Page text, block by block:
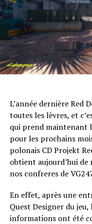
L’année dernière Red
toutes les lèvres, et
qui prend maintenant
pour les prochains
polonais CD Projekt
obtient aujourd’hui
nos confreres de
En effet, après une
Quest Designer du jeu,
informations ont été